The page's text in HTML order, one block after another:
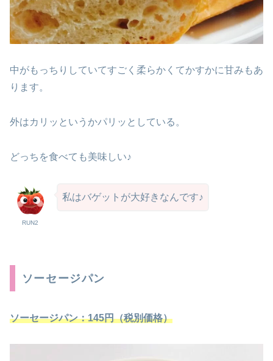
中がもっちりしていてすごく柔らかくてかすかに甘みもあ
ります。
外はカリッというかパリッとしている。
どっちを食べても美味しい♪
RUN2
私はバゲットが大好きなんです♪
ソーセージパン
ソーセージパン：145円（税別価格）